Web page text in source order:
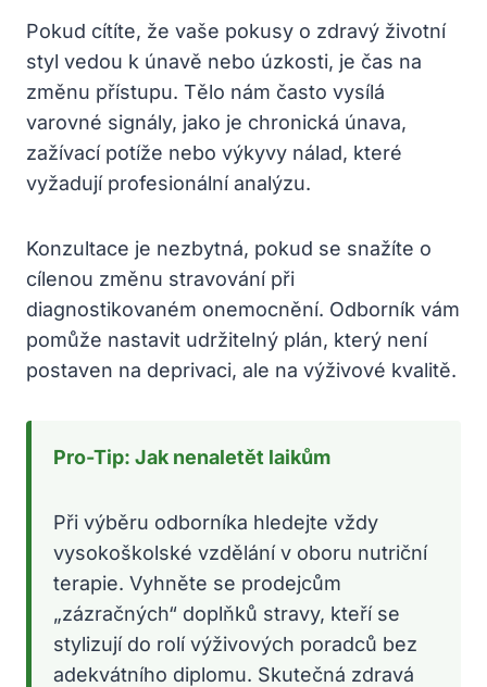
Pokud cítíte, že vaše pokusy o zdravý životní
styl vedou k únavě nebo úzkosti, je čas na
změnu přístupu. Tělo nám často vysílá
varovné signály, jako je chronická únava,
zažívací potíže nebo výkyvy nálad, které
vyžadují profesionální analýzu.
Konzultace je nezbytná, pokud se snažíte o
cílenou změnu stravování při
diagnostikovaném onemocnění. Odborník vám
pomůže nastavit udržitelný plán, který není
postaven na deprivaci, ale na výživové kvalitě.
Pro-Tip: Jak nenaletět laikům
Při výběru odborníka hledejte vždy
vysokoškolské vzdělání v oboru nutriční
terapie. Vyhněte se prodejcům
„zázračných“ doplňků stravy, kteří se
stylizují do rolí výživových poradců bez
adekvátního diplomu. Skutečná zdravá